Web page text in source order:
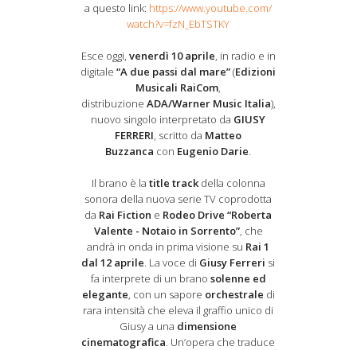
a questo link: https://www.youtube.com/
watch?v=fzN_EbTSTKY
Esce oggi, venerdì 10 aprile, in radio e in
digitale“A due passi dal mare”(Edizioni
Musicali RaiCom,
distribuzione ADA/Warner Music Italia),
nuovo singolo interpretato da GIUSY
FERRERI, scritto da Matteo
Buzzanca con Eugenio Darie.
Il brano è la title trackdella colonna
sonora della nuova serie TV coprodotta
da Rai Fiction e Rodeo Drive “Roberta
Valente - Notaio in Sorrento”, che
andrà in onda in prima visione su Rai 1
dal 12 aprile. La voce di Giusy Ferreri si
fa interprete di un brano solenne ed
elegante, con un sapore orchestrale di
rara intensità che eleva il graffio unico di
Giusy a una dimensione
cinematografica. Un’opera che traduce